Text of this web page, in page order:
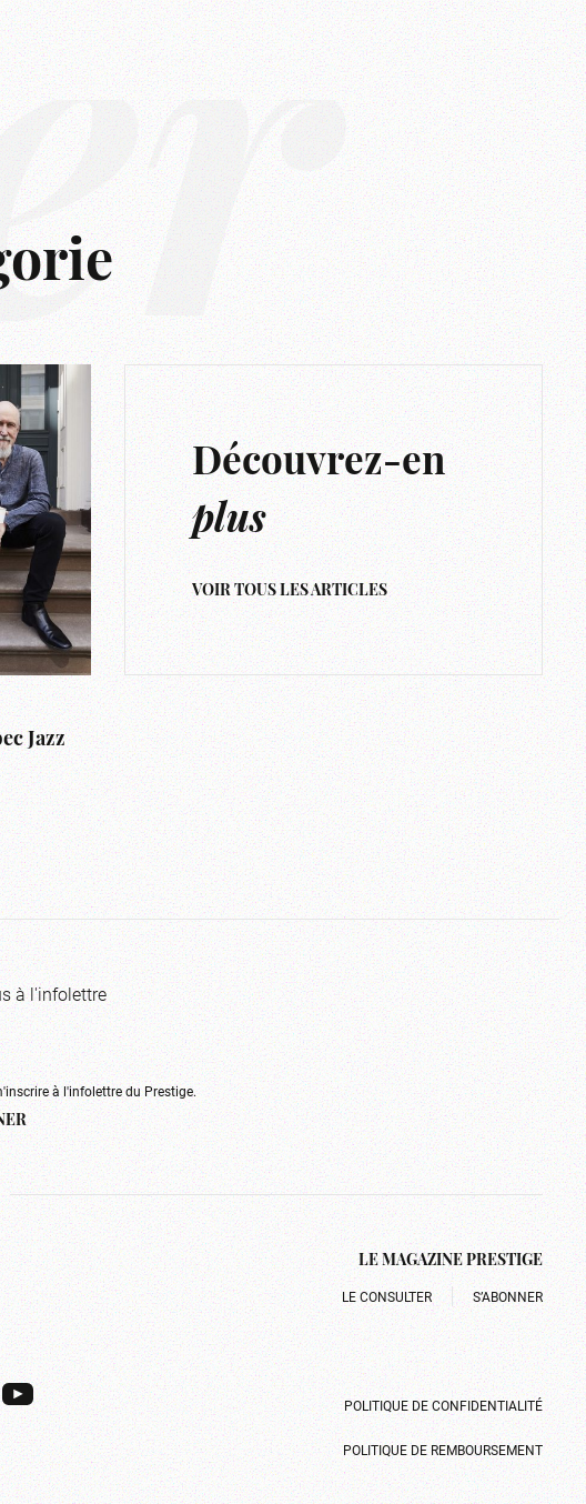
Jazz
Découvrez-en
plus
VOIR TOUS LES ARTICLES
à l'infolettre
à l'infolettre du Prestige.
LE MAGAZINE PRESTIGE
LE CONSULTER S’ABONNER
POLITIQUE DE CONFIDENTIALITÉ
POLITIQUE DE REMBOURSEMENT